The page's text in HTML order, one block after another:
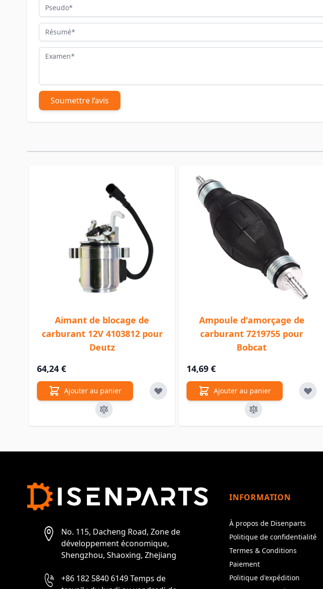
Pseudo
Résumé
Examen
Soumettre l’avis
Aimant de blocage de
carburant 12V 4103812 pour
Deutz
64,24 €
Ajouter au panier
Ampoule d'amorçage de
carburant 7219755 pour
Bobcat
14,69 €
Ajouter au panier
No. 115, Dacheng Road, Zone de
développement économique,
Shengzhou, Shaoxing, Zhejiang
+86 182 5840 6149 Temps de
INFORMATION
À propos de Disenparts
Politique de confidentialité
Termes & Conditions
Paiement
Politique d'expédition